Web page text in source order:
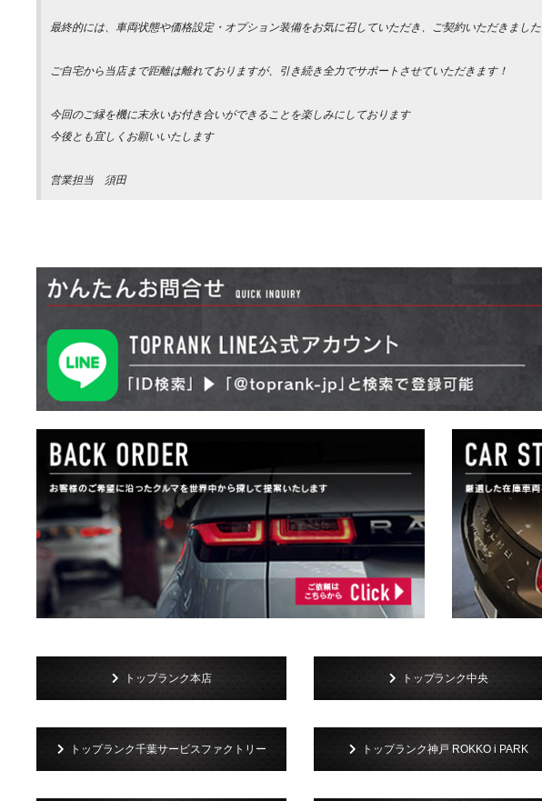
最終的には、車両状態や価格設定・オプション装備をお気に召していただき、ご契約いただきました
ご自宅から当店まで距離は離れておりますが、引き続き全力でサポートさせていただきます！
今回のご縁を機に末永いお付き合いができることを楽しみにしております
今後とも宜しくお願いいたします
営業担当 須田
トップランク本店 トップランク中央
トップランク千葉サービスファクトリー トップランク神戸 ROKKO i PARK